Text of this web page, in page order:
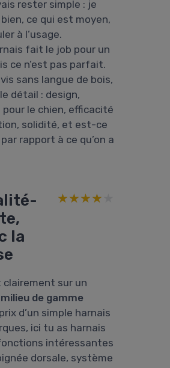
rester simple : je
ce qui est moyen,
à l’usage.
fait le job pour un
ce n’est pas parfait.
sans langue de bois,
détail : design,
le chien, efficacité
solidité, et est-ce
rapport à ce qu’on a
la
★★★★★
★★★★★
sur un
de gamme
d’un simple harnais
ici tu as harnais
intéressantes
dorsale, système